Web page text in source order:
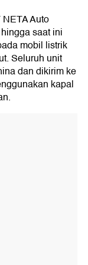
Auto
saat ini
mobil listrik
Seluruh unit
dan dikirim ke
kapal